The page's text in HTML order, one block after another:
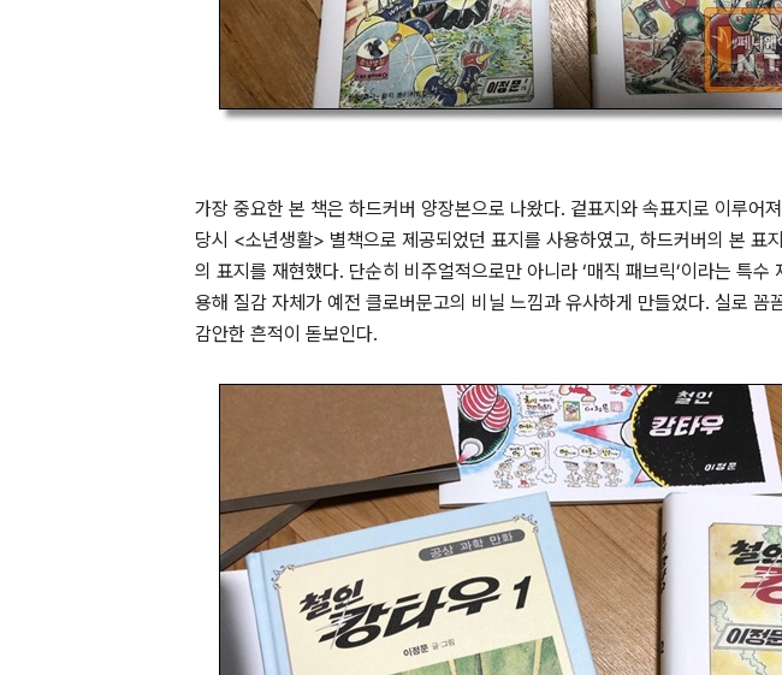
가장 중요한 본 책은 하드커버 양장본으로 나왔다. 겉표지와 속표지로 이루어
당시 <소년생활> 별책으로 제공되었던 표지를 사용하였고, 하드커버의 본 표
의 표지를 재현했다. 단순히 비주얼적으로만 아니라 ‘매직 패브릭’이라는 특수
용해 질감 자체가 예전 클로버문고의 비닐 느낌과 유사하게 만들었다. 실로 꼼
감안한 흔적이 돋보인다.